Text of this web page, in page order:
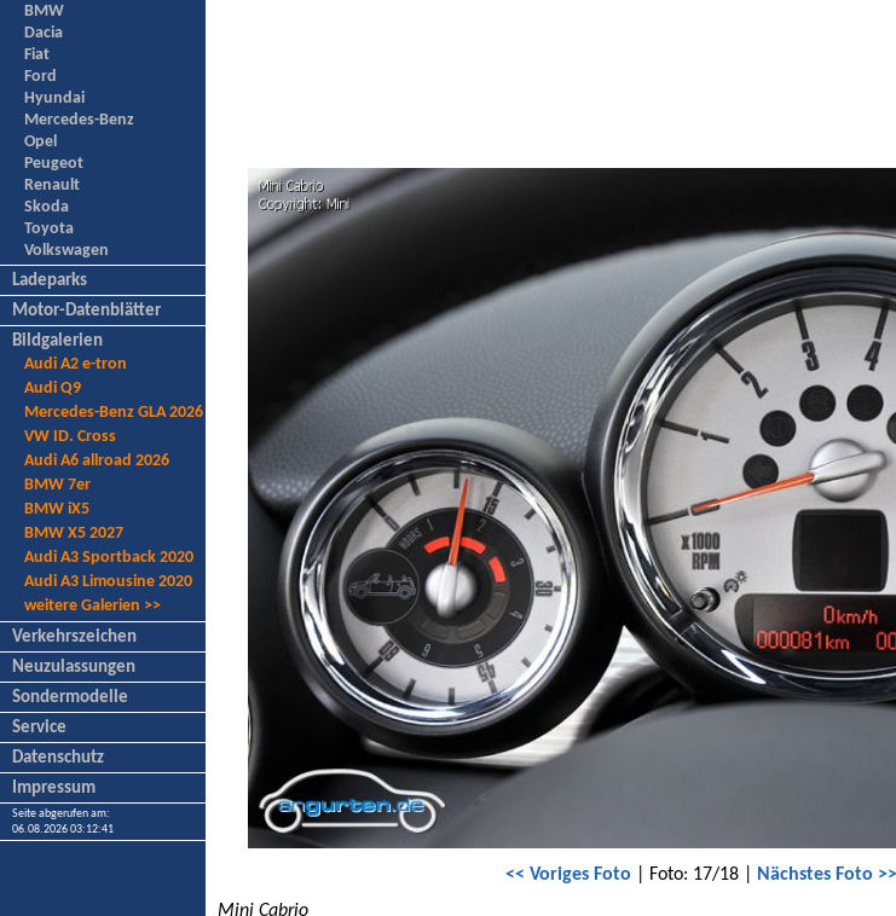
BMW
Dacia
Fiat
Ford
Hyundai
Mercedes-Benz
Opel
Peugeot
Renault
Skoda
Toyota
Volkswagen
Ladeparks
Motor-Datenblätter
Bildgalerien
Audi A2 e-tron
Audi Q9
Mercedes-Benz GLA 2026
VW ID. Cross
Audi A6 allroad 2026
BMW 7er
BMW iX5
BMW X5 2027
Audi A3 Sportback 2020
Audi A3 Limousine 2020
weitere Galerien >>
Verkehrszeichen
Neuzulassungen
Sondermodelle
Service
Datenschutz
Impressum
Seite abgerufen am:
06.08.2026 03:12:41
<< Voriges Foto | Foto: 17/18 |
Nächstes Foto >>
Mini Cabrio